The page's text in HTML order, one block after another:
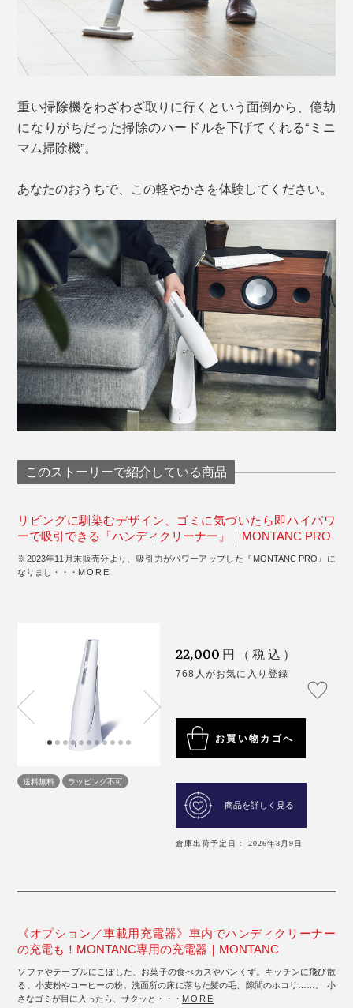
重い掃除機をわざわざ取りに行くという面倒から、億劫
になりがちだった掃除のハードルを下げてくれる“ミニ
マム掃除機”。
あなたのおうちで、この軽やかさを体験してください。
このストーリーで紹介している商品
リビングに馴染むデザイン、ゴミに気づいたら即ハイパワ
ーで吸引できる「ハンディクリーナー」｜MONTANC PRO
※2023年11月末販売分より、吸引力がパワーアップした『MONTANC PRO』に
なりまし・・・ MORE
送料無料 ラッピング不可
22,000 円（税込）
768人がお気に入り登録
お買い物カゴへ
商品を詳しく見る
倉庫出荷予定日： 2026年8月9日
《オプション／車載用充電器》車内でハンディクリーナー
の充電も！MONTANC専用の充電器｜MONTANC
ソファやテーブルにこぼした、お菓子の食べカスやパンくず。キッチンに飛び散
る、小麦粉やコーヒーの粉。洗面所の床に落ちた髪の毛、隙間のホコリ……。 小
さなゴミが目に入ったら、サクッと・・・ MORE